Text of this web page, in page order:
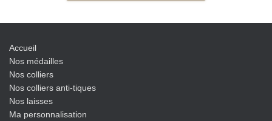
Accueil
Nos médailles
Nos colliers
Nos colliers anti-tiques
Nos laisses
Ma personnalisation